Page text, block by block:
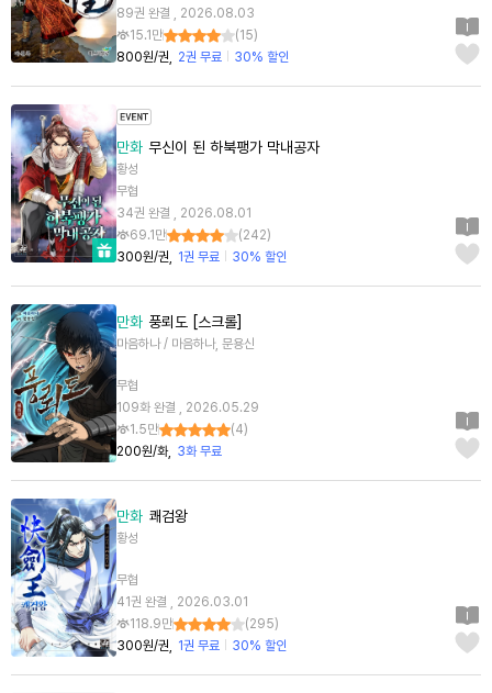
89권 완결 , 2026.08.03
15.1만
(15)
800원/권
2권 무료 30% 할인
만화 무신이 된 하북팽가 막내공자
황성
무협
34권 완결 , 2026.08.01
69.1만
(242)
300원/권
1권 무료 30% 할인
만화 풍뢰도 [스크롤]
마음하나 / 마음하나, 문용신
무협
109화 완결 , 2026.05.29
1.5만
(4)
200원/화
3화 무료
만화 쾌검왕
황성
무협
41권 완결 , 2026.03.01
118.9만
(295)
300원/권
1권 무료 30% 할인